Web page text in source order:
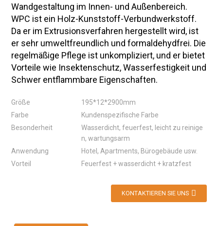
Wandgestaltung im Innen- und Außenbereich.
WPC ist ein Holz-Kunststoff-Verbundwerkstoff.
Da er im Extrusionsverfahren hergestellt wird, ist
er sehr umweltfreundlich und formaldehydfrei. Die
regelmäßige Pflege ist unkompliziert, und er bietet
Vorteile wie Insektenschutz, Wasserfestigkeit und
Schwer entflammbare Eigenschaften.
Größe
195*12*2900mm
Farbe
Kundenspezifische Farbe
Besonderheit
Wasserdicht, feuerfest, leicht zu reinige
n, wartungsarm
Anwendung
Hotel, Apartments, Bürogebäude usw.
Vorteil
Feuerfest + wasserdicht + kratzfest
KONTAKTIEREN SIE UNS